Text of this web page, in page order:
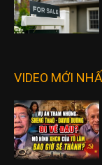
VIDEO MỚI